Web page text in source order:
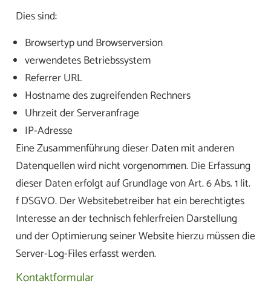
Dies sind:
Browsertyp und Browserversion
verwendetes Betriebssystem
Referrer URL
Hostname des zugreifenden Rechners
Uhrzeit der Serveranfrage
IP-Adresse
Eine Zusammenführung dieser Daten mit anderen
Datenquellen wird nicht vorgenommen. Die Erfassung
dieser Daten erfolgt auf Grundlage von Art. 6 Abs. 1 lit.
f DSGVO. Der Websitebetreiber hat ein berechtigtes
Interesse an der technisch fehlerfreien Darstellung
und der Optimierung seiner Website hierzu müssen die
Server-Log-Files erfasst werden.
Kontaktformular